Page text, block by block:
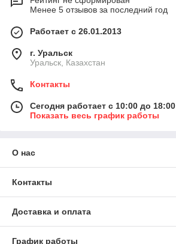
Менее 5 отзывов за последний год
Работает с 26.01.2013
г. Уральск
Уральск, Казахстан
Контакты
Сегодня работает с 10:00 до 18:00
Показать весь график работы
О нас
Контакты
Доставка и оплата
График работы